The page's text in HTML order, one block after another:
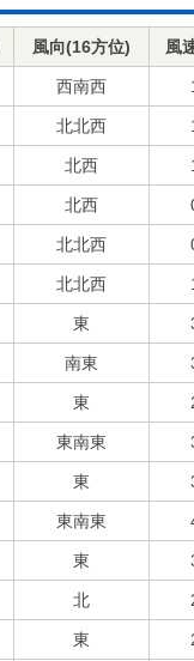
風向(16方位) 風
西南西
北北西
北西
北西
北北西
北北西
東
南東
東
東南東
東
東南東
東
北
東